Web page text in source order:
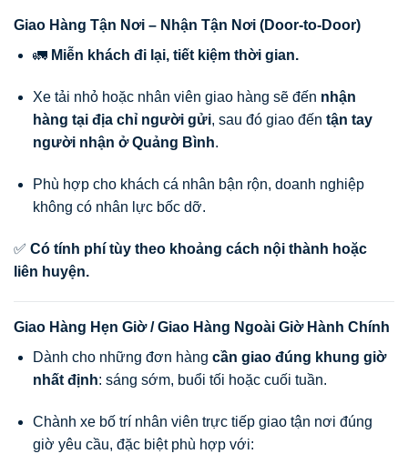
Giao Hàng Tận Nơi – Nhận Tận Nơi (Door-to-Door)
🚛 Miễn khách đi lại, tiết kiệm thời gian.
Xe tải nhỏ hoặc nhân viên giao hàng sẽ đến nhận
hàng tại địa chỉ người gửi, sau đó giao đến tận tay
người nhận ở Quảng Bình.
Phù hợp cho khách cá nhân bận rộn, doanh nghiệp
không có nhân lực bốc dỡ.
✅ Có tính phí tùy theo khoảng cách nội thành hoặc
liên huyện.
Giao Hàng Hẹn Giờ / Giao Hàng Ngoài Giờ Hành Chính
Dành cho những đơn hàng cần giao đúng khung giờ
nhất định: sáng sớm, buổi tối hoặc cuối tuần.
Chành xe bố trí nhân viên trực tiếp giao tận nơi đúng
giờ yêu cầu, đặc biệt phù hợp với: